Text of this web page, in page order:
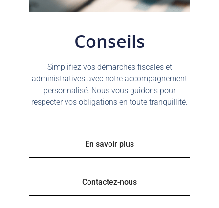
Conseils
Simplifiez vos démarches fiscales et
administratives avec notre accompagnement
personnalisé. Nous vous guidons pour
respecter vos obligations en toute tranquillité.
En savoir plus
Contactez-nous